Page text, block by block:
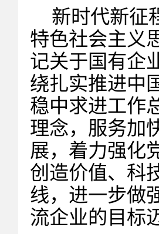
新时代新征
特色社会主义
记关于国有企
绕扎实推进中
稳中求进工作
理念，服务加
展，着力强化
创造价值、科
线，进一步做
流企业的目标